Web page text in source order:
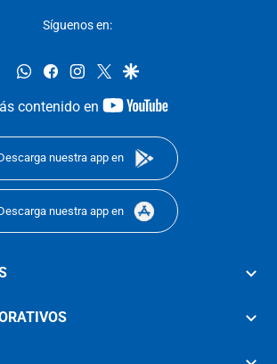
Síguenos en:
whatsappfacebookinstagram
twittergoogle
contenido en
youtube-
nuestra app en
nuestra app en